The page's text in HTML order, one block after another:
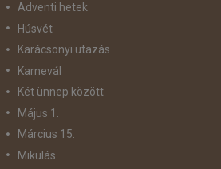
Adventi hetek
Húsvét
Karácsonyi utazás
Karnevál
Két ünnep között
Május 1.
Március 15.
Mikulás